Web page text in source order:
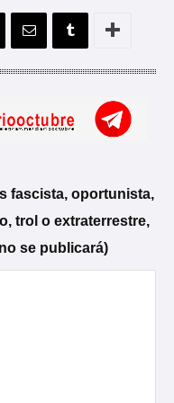
fascista, oportunista,
trol o extraterrestre,
se publicará)